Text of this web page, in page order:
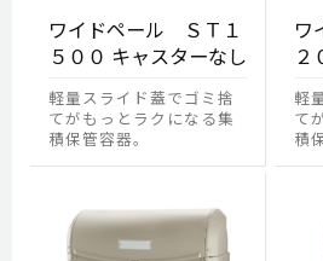
ワイドペール ＳＴ１
５００ キャスターなし
軽量スライド蓋でゴミ捨
てがもっとラクになる集
積保管容器。
ワ
２
軽
て
積